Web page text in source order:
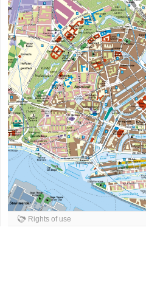
Rights of use